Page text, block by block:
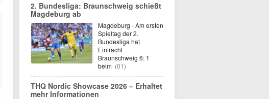
2. Bundesliga: Braunschweig schießt
Magdeburg ab
Magdeburg - Am ersten
Spieltag der 2.
Bundesliga hat
Eintracht
Braunschweig 6: 1
beim (01)
THQ Nordic Showcase 2026 – Erhaltet
mehr Informationen